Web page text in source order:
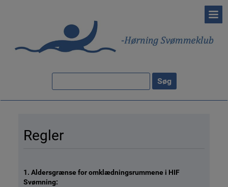
Regler
1. Aldersgrænse for omklædningsrummene i HIF
Svømning: